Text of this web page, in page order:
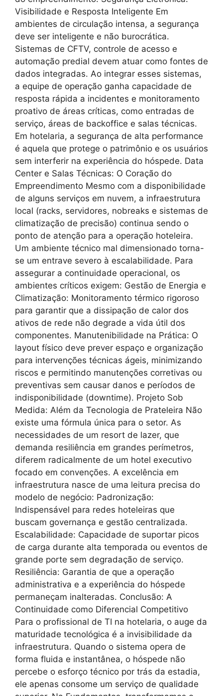
Visibilidade e Resposta Inteligente Em
ambientes de circulação intensa, a segurança
deve ser inteligente e não burocrática.
Sistemas de CFTV, controle de acesso e
automação predial devem atuar como fontes de
dados integradas. Ao integrar esses sistemas,
a equipe de operação ganha capacidade de
resposta rápida a incidentes e monitoramento
proativo de áreas críticas, como entradas de
serviço, áreas de backoffice e salas técnicas.
Em hotelaria, a segurança de alta performance
é aquela que protege o patrimônio e os usuários
sem interferir na experiência do hóspede. Data
Center e Salas Técnicas: O Coração do
Empreendimento Mesmo com a disponibilidade
de alguns serviços em nuvem, a infraestrutura
local (racks, servidores, nobreaks e sistemas de
climatização de precisão) continua sendo o
ponto de atenção para a operação hoteleira.
Um ambiente técnico mal dimensionado torna-
se um entrave severo à escalabilidade. Para
assegurar a continuidade operacional, os
ambientes críticos exigem: Gestão de Energia e
Climatização: Monitoramento térmico rigoroso
para garantir que a dissipação de calor dos
ativos de rede não degrade a vida útil dos
componentes. Manutenibilidade na Prática: O
layout físico deve prever espaço e organização
para intervenções técnicas ágeis, minimizando
riscos e permitindo manutenções corretivas ou
preventivas sem causar danos e períodos de
indisponibilidade (downtime). Projeto Sob
Medida: Além da Tecnologia de Prateleira Não
existe uma fórmula única para o setor. As
necessidades de um resort de lazer, que
demanda resiliência em grandes perímetros,
diferem radicalmente de um hotel executivo
focado em convenções. A excelência em
infraestrutura nasce de uma leitura precisa do
modelo de negócio: Padronização:
Indispensável para redes hoteleiras que
buscam governança e gestão centralizada.
Escalabilidade: Capacidade de suportar picos
de carga durante alta temporada ou eventos de
grande porte sem degradação de serviço.
Resiliência: Garantia de que a operação
administrativa e a experiência do hóspede
permaneçam inalteradas. Conclusão: A
Continuidade como Diferencial Competitivo
Para o profissional de TI na hotelaria, o auge da
maturidade tecnológica é a invisibilidade da
infraestrutura. Quando o sistema opera de
forma fluida e instantânea, o hóspede não
percebe o esforço técnico por trás da estadia,
ele apenas consome um serviço de qualidade